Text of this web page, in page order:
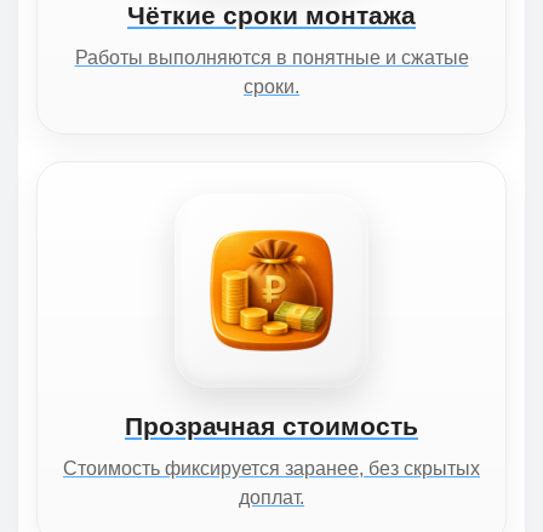
Чёткие сроки монтажа
Работы выполняются в понятные и сжатые
сроки.
Прозрачная стоимость
Стоимость фиксируется заранее, без скрытых
доплат.